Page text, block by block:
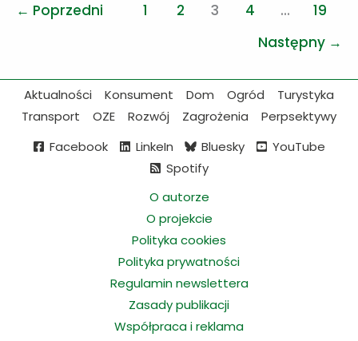
PL,
nadmorskich
siedlisk
wydmowych
← Poprzedni 1 2 3 4 …
19
Następny →
Aktualności Konsument Dom Ogród
Turystyka
Transport
OZE Rozwój Zagrożenia
Perpsektywy
Facebook
LinkeIn Bluesky
YouTube
Spotify
O autorze
O projekcie
Polityka cookies
Polityka prywatności
Regulamin newslettera
Zasady publikacji
Współpraca i reklama